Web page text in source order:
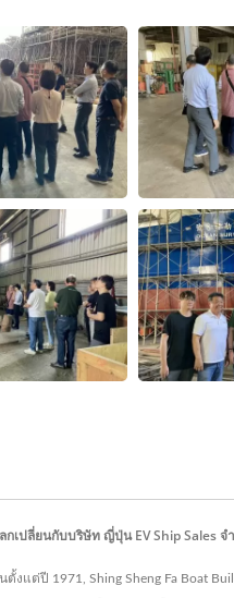
ระมงทูน่ายาว
กเปลี่ยนกับบริษัท ญี่ปุ่น EV Ship Sales
ตั้งแต่ปี 1971, Shing Sheng Fa Boat